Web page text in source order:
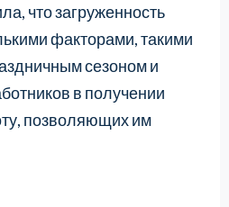
что загруженность
факторами, такими
сезоном и
в получении
позволяющих им